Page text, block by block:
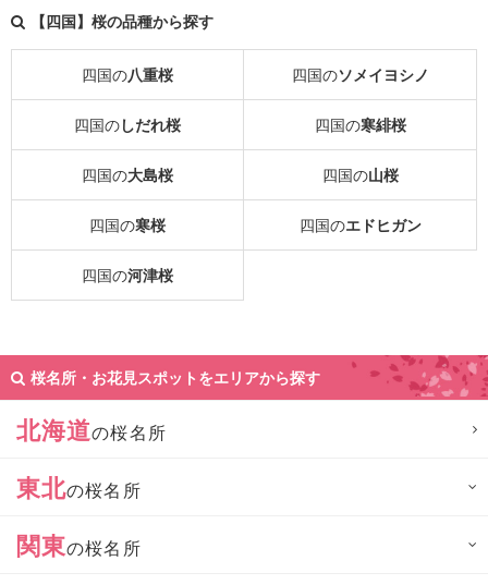
【四国】桜の品種から探す
四国の八重桜 四国のソメイヨシノ
四国のしだれ桜 四国の寒緋桜
四国の大島桜 四国の山桜
四国の寒桜 四国のエドヒガン
四国の河津桜
桜名所・お花見スポットをエリアから探す
北海道の桜名所
東北の桜名所
関東の桜名所